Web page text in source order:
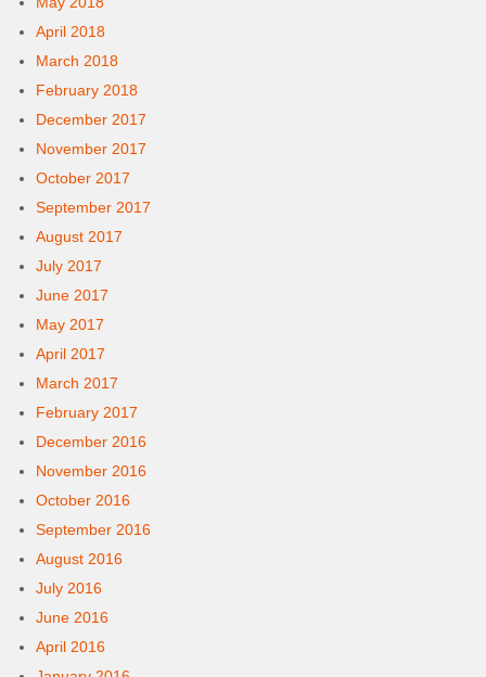
April 2018
March 2018
February 2018
December 2017
November 2017
October 2017
September 2017
August 2017
July 2017
June 2017
May 2017
April 2017
March 2017
February 2017
December 2016
November 2016
October 2016
September 2016
August 2016
July 2016
June 2016
April 2016